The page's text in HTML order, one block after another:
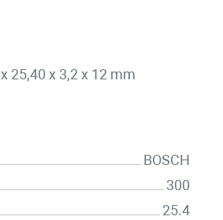
25,40 x 3,2 x 12 mm
BOSCH
300
25.4